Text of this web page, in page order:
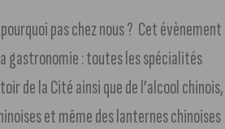
pas chez nous ? Cet évènement
gastronomie : toutes les spécialités
de la Cité ainsi que de l’alcool chinois,
et même des lanternes chinoises